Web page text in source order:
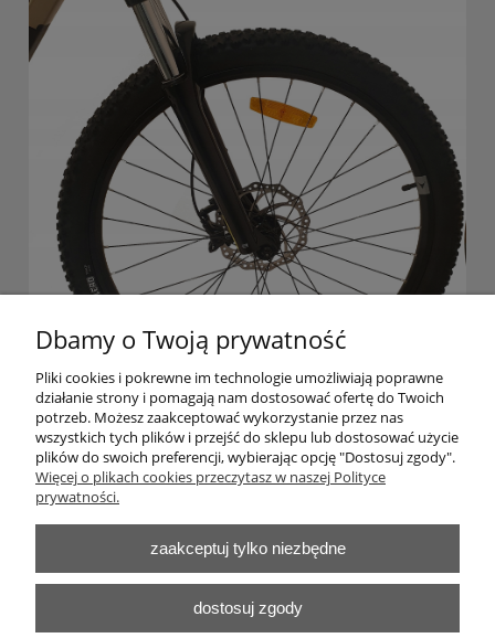
Pomoc
Moje konto
Płatności i dostawa
Informacje
Dbamy o Twoją prywatność
Pliki cookies i pokrewne im technologie umożliwiają poprawne
działanie strony i pomagają nam dostosować ofertę do Twoich
potrzeb. Możesz zaakceptować wykorzystanie przez nas
wszystkich tych plików i przejść do sklepu lub dostosować użycie
plików do swoich preferencji, wybierając opcję "Dostosuj zgody".
Więcej o plikach cookies przeczytasz w naszej Polityce
prywatności.
zaakceptuj tylko niezbędne
dostosuj zgody